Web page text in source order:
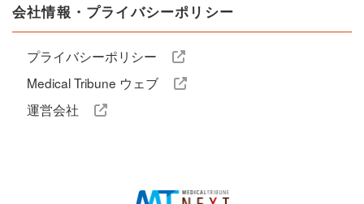
会社情報・プライバシーポリシー
プライバシーポリシー
Medical Tribune ウェブ
運営会社